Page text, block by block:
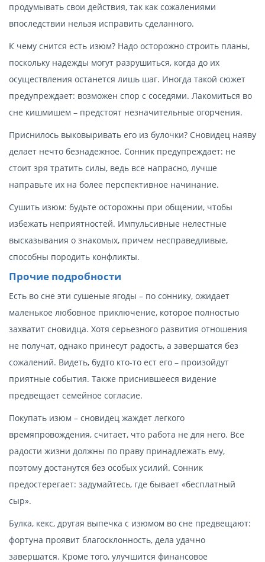
продумывать свои действия, так как сожалениями
впоследствии нельзя исправить сделанного.
К чему снится есть изюм? Надо осторожно строить планы,
поскольку надежды могут разрушиться, когда до их
осуществления останется лишь шаг. Иногда такой сюжет
предупреждает: возможен спор с соседями. Лакомиться во
сне кишмишем – предстоят незначительные огорчения.
Приснилось выковыривать его из булочки? Сновидец наяву
делает нечто безнадежное. Сонник предупреждает: не
стоит зря тратить силы, ведь все напрасно, лучше
направьте их на более перспективное начинание.
Сушить изюм: будьте осторожны при общении, чтобы
избежать неприятностей. Импульсивные нелестные
высказывания о знакомых, причем несправедливые,
способны породить конфликты.
Прочие подробности
Есть во сне эти сушеные ягоды – по соннику, ожидает
маленькое любовное приключение, которое полностью
захватит сновидца. Хотя серьезного развития отношения
не получат, однако принесут радость, а завершатся без
сожалений. Видеть, будто кто-то ест его – произойдут
приятные события. Также приснившееся видение
предвещает семейное согласие.
Покупать изюм – сновидец жаждет легкого
времяпровождения, считает, что работа не для него. Все
радости жизни должны по праву принадлежать ему,
поэтому достанутся без особых усилий. Сонник
предостерегает: задумайтесь, где бывает «бесплатный
сыр».
Булка, кекс, другая выпечка с изюмом во сне предвещают:
фортуна проявит благосклонность, дела удачно
завершатся. Кроме того, улучшится финансовое